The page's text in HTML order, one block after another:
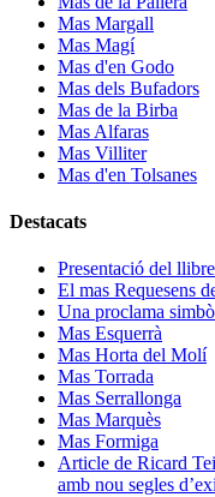
Mas Margall
Mas Magí
Mas d'en Godo
Mas dels Bufadors
Mas de la Birba
Mas Alfaras
Mas Villiter
Mas d'en Tolsanes
Destacats
Presentació del
El mas Requesens
Una proclama
Mas Esquerrà
Mas Horta del Molí
Mas Torrada
Mas Serrallonga
Mas Marquès
Mas Formiga
Article de Ricard
amb nou segles